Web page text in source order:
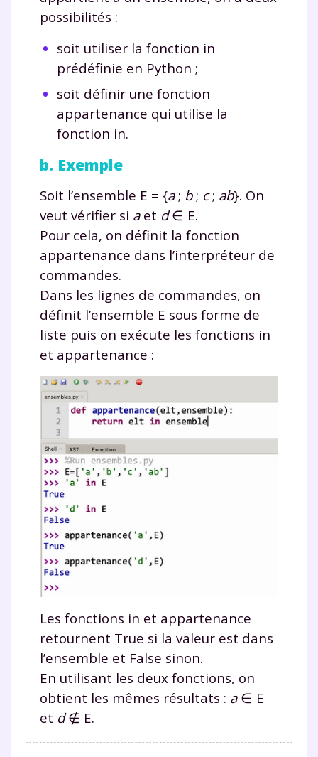
possibilités :
soit utiliser la fonction in
prédéfinie en Python ;
soit définir une fonction
appartenance qui utilise la
fonction in.
b. Exemple
Soit l’ensemble E = {a; b; c; ab}. On
veut vérifier si aet d∈ E.
Pour cela, on définit la fonction
appartenance dans l’interpréteur de
commandes.
Dans les lignes de commandes, on
définit l’ensemble E sous forme de
liste puis on exécute les fonctions in
et appartenance :
Les fonctions in et appartenance
retournent True si la valeur est dans
l’ensemble et False sinon.
En utilisant les deux fonctions, on
obtient les mêmes résultats : a ∈ E
et d ∉ E.